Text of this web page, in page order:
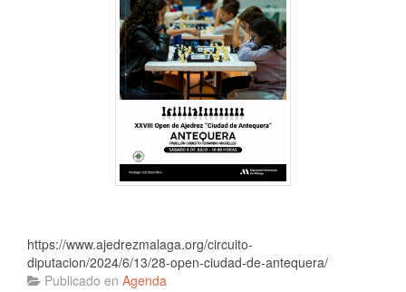
https://www.ajedrezmalaga.org/circuito-
diputacion/2024/6/13/28-open-ciudad-de-antequera/
Publicado en Agenda